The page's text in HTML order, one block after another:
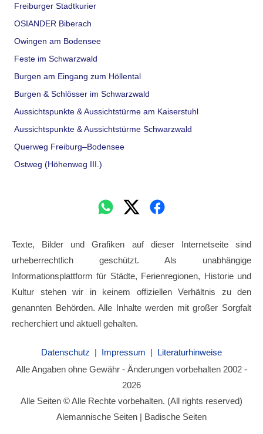
Freiburger Stadtkurier
OSIANDER Biberach
Owingen am Bodensee
Feste im Schwarzwald
Burgen am Eingang zum Höllental
Burgen & Schlösser im Schwarzwald
Aussichtspunkte & Aussichtstürme am Kaiserstuhl
Aussichtspunkte & Aussichtstürme Schwarzwald
Querweg Freiburg–Bodensee
Ostweg (Höhenweg III.)
Texte, Bilder und Grafiken auf dieser Internetseite sind
urheberrechtlich geschützt. Als unabhängige
Informationsplattform für Städte, Ferienregionen, Historie und
Kultur stehen wir in keinem offiziellen Verhältnis zu den
genannten Behörden. Alle Inhalte werden mit großer Sorgfalt
recherchiert und aktuell gehalten.
Datenschutz | Impressum | Literaturhinweise
Alle Angaben ohne Gewähr - Änderungen vorbehalten 2002 -
2026
Alle Seiten © Alle Rechte vorbehalten. (All rights reserved)
Alemannische Seiten | Badische Seiten